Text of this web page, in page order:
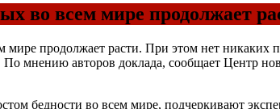
во всем мире продолжает
мире продолжает расти. При этом нет
мнению авторов доклада, сообщает Центр
бедности во всем мире, подчеркивают